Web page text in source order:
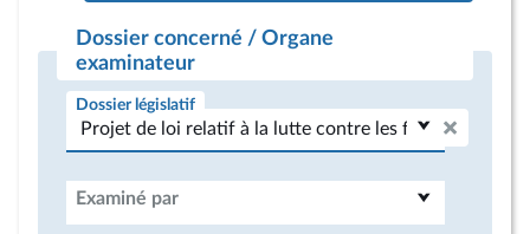
Dossier concerné / Organe
examinateur
Dossier législatif
Examiné par